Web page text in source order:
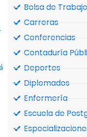
Bolsa de Trabajo
Carreras
Conferencias
Contaduría
Deportes
Diplomados
Enfermería
Escuela de